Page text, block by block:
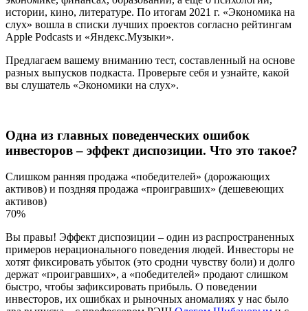
истории, кино, литературе. По итогам 2021 г. «Экономика на
слух» вошла в списки лучших проектов согласно рейтингам
Apple Podcasts и «Яндекс.Музыки».
Предлагаем вашему вниманию тест, составленный на основе
разных выпусков подкаста. Проверьте себя и узнайте, какой
вы слушатель «Экономики на слух».
Одна из главных поведенческих ошибок
инвесторов – эффект диспозиции. Что это такое?
Слишком ранняя продажа «победителей» (дорожающих
активов) и поздняя продажа «проигравших» (дешевеющих
активов)
70%
Вы правы! Эффект диспозиции – один из распространенных
примеров нерационального поведения людей. Инвесторы не
хотят фиксировать убыток (это сродни чувству боли) и долго
держат «проигравших», а «победителей» продают слишком
быстро, чтобы зафиксировать прибыль. О поведении
инвесторов, их ошибках и рыночных аномалиях у нас было